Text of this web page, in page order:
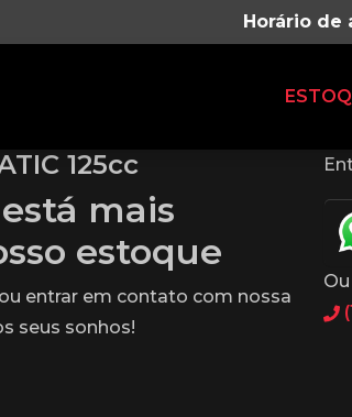
Horário de
125cc
mais
estoque
entrar em contato com nossa
seus sonhos!